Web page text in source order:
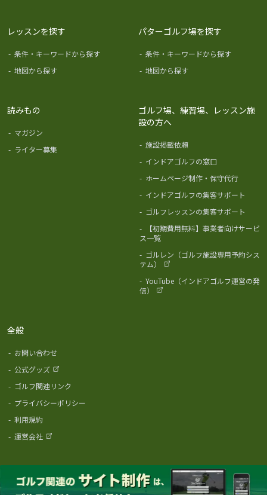
レッスンを探す
- 条件・キーワードから探す
- 地図から探す
パターゴルフ場を探す
- 条件・キーワードから探す
- 地図から探す
読みもの
- マガジン
- ライター募集
ゴルフ場、練習場、レッスン施
設の方へ
- 施設掲載依頼
- インドアゴルフの窓口
- ホームページ制作・保守代行
- インドアゴルフの集客サポート
- ゴルフレッスンの集客サポート
-
【初期費用無料】事業者向けサービ
ス一覧
- ゴルレン（ゴルフ施設専用予約シス
テム）
- YouTube（インドアゴルフ運営の発
信）
全般
- お問い合わせ
- 公式グッズ
- ゴルフ関連リンク
- プライバシーポリシー
- 利用規約
- 運営会社